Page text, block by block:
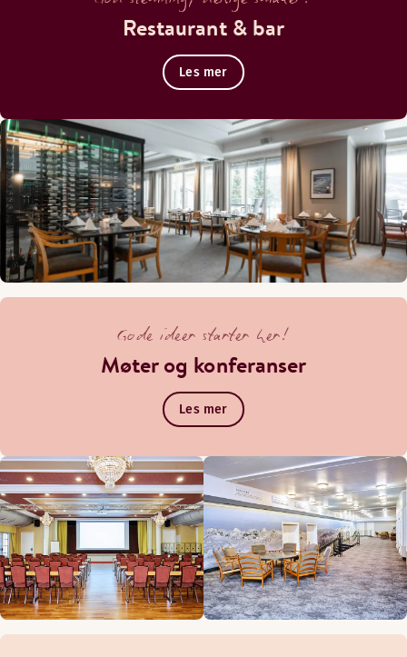
Restaurant & bar
Les mer
Gode ideer starter her!
Møter og konferanser
Les mer